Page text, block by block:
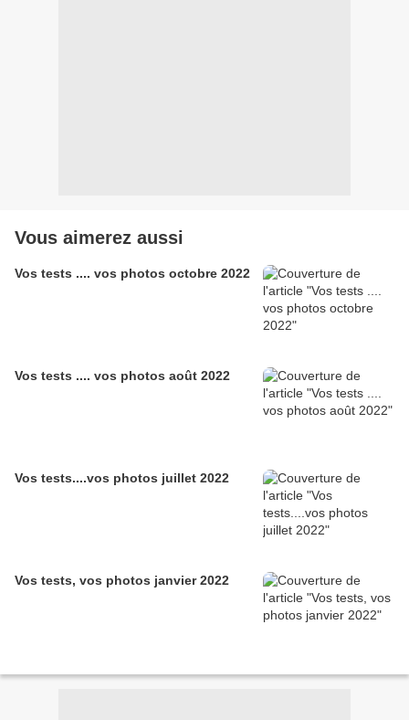
Vous aimerez aussi
Vos tests .... vos photos octobre 2022
Vos tests .... vos photos août 2022
Vos tests....vos photos juillet 2022
Vos tests, vos photos janvier 2022